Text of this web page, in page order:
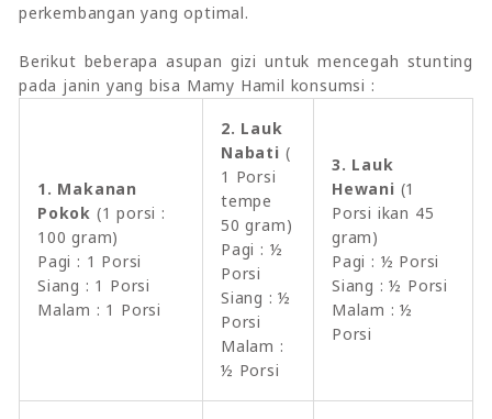
perkembangan yang optimal.
Berikut beberapa asupan gizi untuk mencegah stunting
pada janin yang bisa Mamy Hamil konsumsi :
1. Makanan
Pokok (1 porsi :
100 gram)
Pagi : 1 Porsi
Siang : 1 Porsi
Malam : 1 Porsi
2. Lauk
Nabati (
1 Porsi
tempe
50 gram)
Pagi : ½
Porsi
Siang : ½
Porsi
Malam :
½ Porsi
3. Lauk
Hewani (1
Porsi ikan 45
gram)
Pagi : ½ Porsi
Siang : ½ Porsi
Malam : ½
Porsi